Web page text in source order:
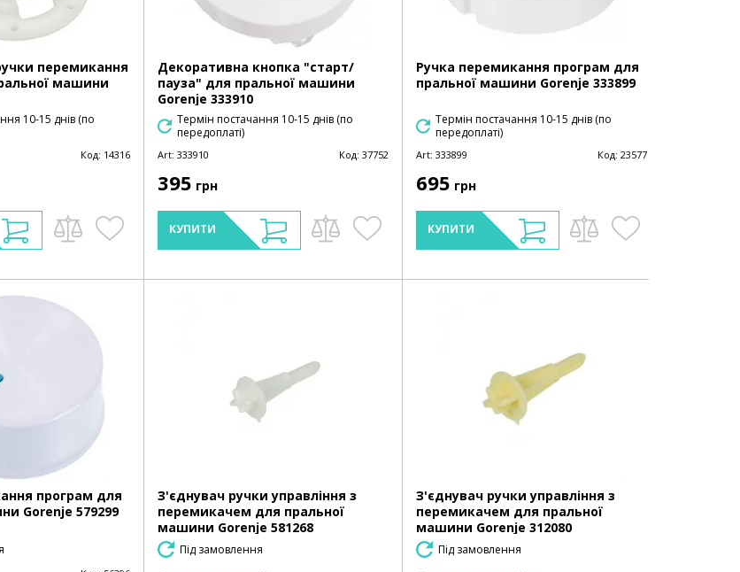
перемикання
машини
10-15 днів (по
Код: 14316
Декоративна кнопка "старт/
пауза" для пральної машини
Gorenje 333910
Термін постачання 10-15 днів (по
передоплаті)
Art: 333910 Код: 37752
395 грн
КУПИТИ
Ручка перемикання програм для
пральної машини Gorenje 333899
Термін постачання 10-15 днів (по
передоплаті)
Art: 333899 Код: 23577
695 грн
КУПИТИ
програм для
Gorenje 579299
З'єднувач ручки управління з
перемикачем для пральної
машини Gorenje 581268
Під замовлення
З'єднувач ручки управління з
перемикачем для пральної
машини Gorenje 312080
Під замовлення